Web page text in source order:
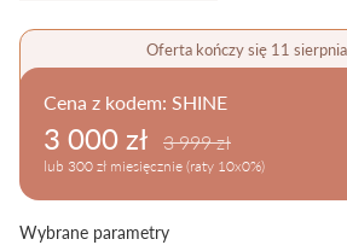
Oferta kończy się 11
Cena z kodem: SHINE
3 000 zł 3 999 zł
lub 300 zł miesięcznie (raty 10x0%)
Wybrane parametry